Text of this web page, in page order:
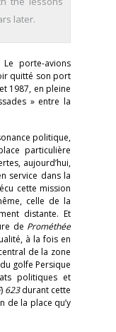
later.
porte-avions
quitté son port
1987, en pleine
» entre la
politique,
particulière
aujourd’hui,
service dans la
cette mission
celle de la
distante. Et
de Prométhée
à la fois en
de la zone
golfe Persique
politiques et
) 623durant cette
de la place qu’y